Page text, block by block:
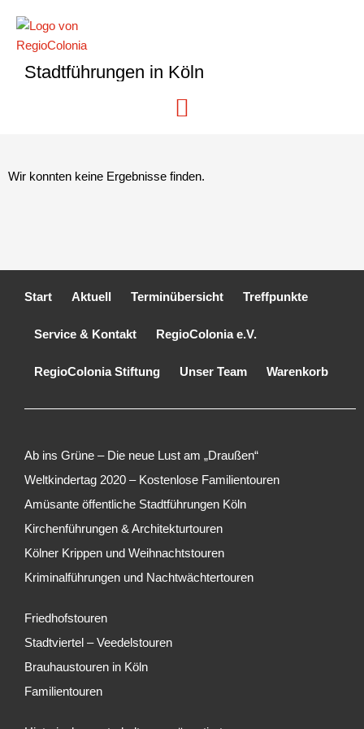
Stadtführungen in Köln
Wir konnten keine Ergebnisse finden.
Start Aktuell Terminübersicht Treffpunkte
Service & Kontakt RegioColonia e.V.
RegioColonia Stiftung Unser Team Warenkorb
Ab ins Grüne – Die neue Lust am „Draußen“
Weltkindertag 2020 – Kostenlose Familientouren
Amüsante öffentliche Stadtführungen Köln
Kirchenführungen & Architekturtouren
Kölner Krippen und Weihnachtstouren
Kriminalführungen und Nachtwächtertouren
Friedhofstouren
Stadtviertel – Veedelstouren
Brauhaustouren in Köln
Familientouren